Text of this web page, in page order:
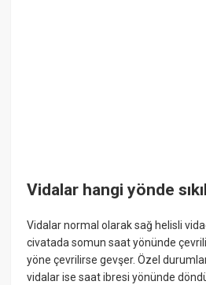
Vidalar hangi yönde
Vidalar normal olarak sağ helisli
civatada somun saat yönünde
yöne çevrilirse gevşer. Özel
vidalar ise saat ibresi yönünde